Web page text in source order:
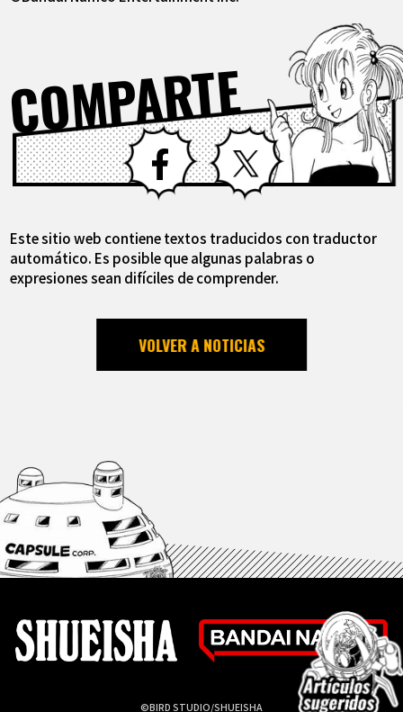
COMPARTE
Facebook X
Este sitio web contiene textos traducidos con traductor
automático. Es posible que algunas palabras o
expresiones sean difíciles de comprender.
VOLVER A NOTICIAS
©BIRD STUDIO/SHUEISHA